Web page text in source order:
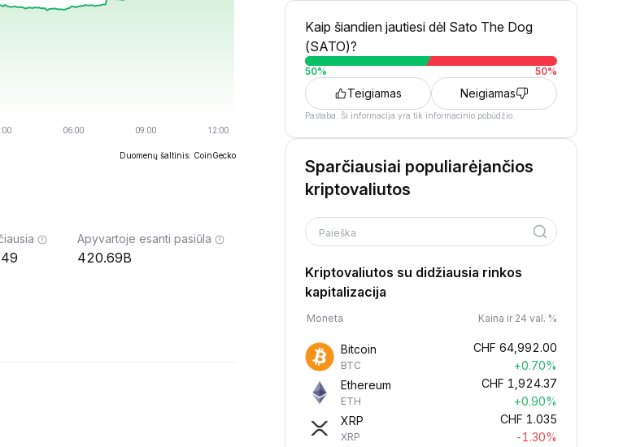
Duomenų šaltinis: CoinGecko
Apyvartoje esanti pasiūla
420.69B
Kaip šiandien jautiesi dėl Sato The Dog
(SATO)?
50% 50%
Teigiamas Neigiamas
Pastaba. Ši informacija yra tik informacinio pobūdžio.
Sparčiausiai populiarėjančios
kriptovaliutos
Paieška
Kriptovaliutos su didžiausia rinkos
kapitalizacija
Moneta Kaina ir 24 val. %
Bitcoin
BTC
CHF 64,992.00
+0.70%
Ethereum
ETH
CHF 1,924.37
+0.90%
XRP
XRP
CHF 1.035
-1.30%